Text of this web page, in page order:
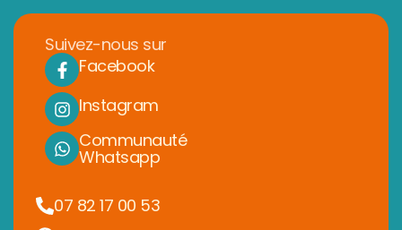
Suivez-nous sur
Facebook
Instagram
Communauté
Whatsapp
07 82 17 00 53